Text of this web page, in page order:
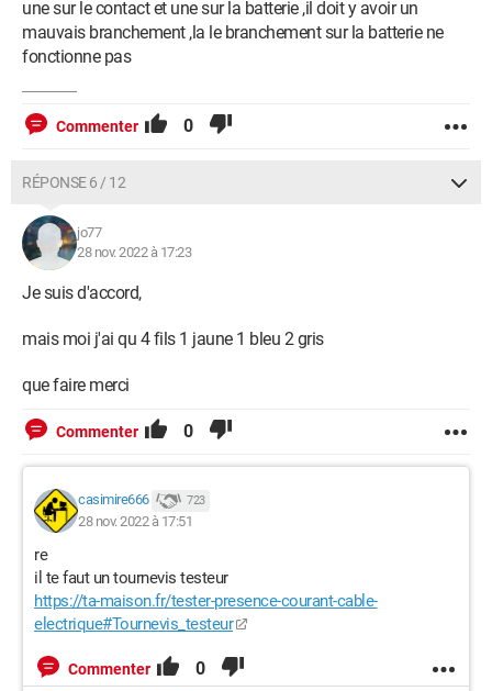
une sur le contact et une sur la batterie ,il doit y avoir un
mauvais branchement ,la le branchement sur la batterie ne
fonctionne pas
Commenter 0
RÉPONSE 6 / 12
jo77
28 nov. 2022 à 17:23
Je suis d'accord,
mais moi j'ai qu 4 fils 1 jaune 1 bleu 2 gris
que faire merci
Commenter 0
casimire666 723
28 nov. 2022 à 17:51
re
il te faut un tournevis testeur
https://ta-maison.fr/tester-presence-courant-cable-
electrique#Tournevis_testeur
Commenter 0